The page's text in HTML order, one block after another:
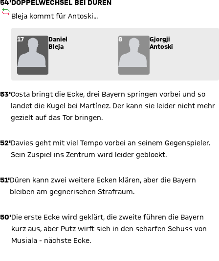
54'
AUSWECHSLUNG
DOPPELWECHSEL BEI DÜREN
Bleja kommt für Antoski...
Wechsel: Daniel Bleja (17) kommt für Gjorgji Antoski (8) ins
17
Daniel
Bleja
8
Gjorgji
Antoski
53'Costa bringt die Ecke, drei Bayern springen vorbei und so
landet die Kugel bei Martínez. Der kann sie leider nicht mehr
gezielt auf das Tor bringen.
52'Davies geht mit viel Tempo vorbei an seinem Gegenspieler.
Sein Zuspiel ins Zentrum wird leider geblockt.
51'Düren kann zwei weitere Ecken klären, aber die Bayern
bleiben am gegnerischen Strafraum.
50'Die erste Ecke wird geklärt, die zweite führen die Bayern
kurz aus, aber Putz wirft sich in den scharfen Schuss von
Musiala - nächste Ecke.